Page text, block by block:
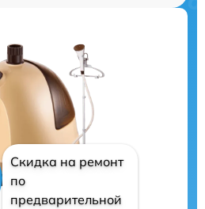
Скидка на ремонт
по
предварительной